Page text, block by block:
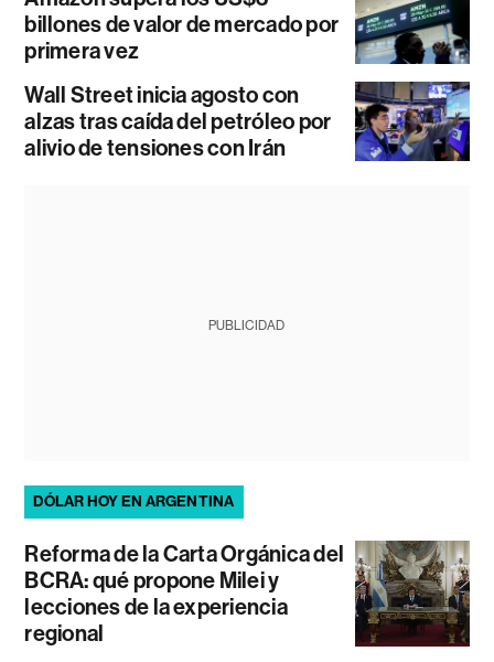
billones de valor de mercado por
primera vez
Wall Street inicia agosto con
alzas tras caída del petróleo por
alivio de tensiones con Irán
PUBLICIDAD
DÓLAR HOY EN ARGENTINA
Reforma de la Carta Orgánica del
BCRA: qué propone Milei y
lecciones de la experiencia
regional